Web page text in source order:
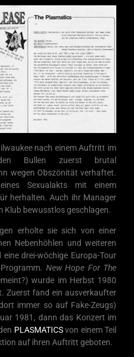
nach einem Auftritt im
Bullen zuerst brutal
wegen Obszönität verhaftet.
Sexualakts mit einem
herhalten. Auch ihr Manager
Klub bewusstlos geschlagen.
erholte sie sich von einer
Nebenhöhlen und weiteren
drei-wöchige Europa-Tour
New Hope For The
wurde im Herbst 1980
Zuerst fand ein ausverkaufter
immer so auf Fake-Zeugs)
1981, dann das Konzert im
PLASMATICSvon einem Teil
auf ihren Auftritt geboten.